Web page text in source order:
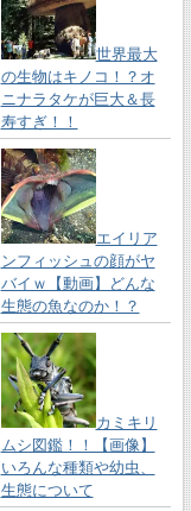
世界最大
の生物はキノコ！？オ
ニナラタケが巨大＆長
寿すぎ！！
エイリア
ンフィッシュの顔がヤ
バイｗ【動画】どんな
生態の魚なのか！？
カミキリ
ムシ図鑑！！【画像】
いろんな種類や幼虫、
生態について